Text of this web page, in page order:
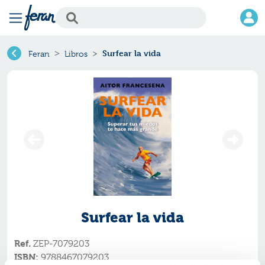
Feran Libros Surfear la vida
Surfear la vida
Ref. ZEP-7079203
ISBN: 9788467079203